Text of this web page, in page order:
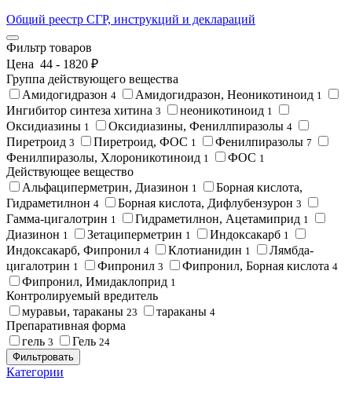
Общий реестр СГР, инструкций и деклараций
Фильтр товаров
Цена 44 - 1820 ₽
Группа действующего вещества
Амидогидразон 4 Амидогидразон, Неоникотиноид 1
Ингибитор синтеза хитина 3 неоникотиноид 1
Оксидиазины 1 Оксидиазины, Фениллпиразолы 4
Пиретроид 3 Пиретроид, ФОС 1 Фенилпиразолы 7
Фенилпиразолы, Хлороникотиноид 1 ФОС 1
Действующее вещество
Альфациперметрин, Диазинон 1
Борная кислота,
Гидраметилнон 4 Борная кислота, Дифлубензурон 3
Гамма-цигалотрин 1 Гидраметилнон, Ацетамиприд 1
Диазинон 1 Зетациперметрин 1 Индоксакарб 1
Индоксакарб, Фипронил 4 Клотианидин 1
Лямбда-
цигалотрин 1 Фипронил 3 Фипронил, Борная кислота 4
Фипронил, Имидаклоприд 1
Контролируемый вредитель
муравьи, тараканы 23 тараканы 4
Препаративная форма
гель 3 Гель 24
Фильтровать
Категории